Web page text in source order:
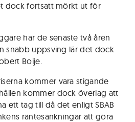
dock fortsatt mörkt ut för
har de senaste två åren
snabb uppsving lär det dock
Boije.
kommer vara stigande
kommer dock överlag att
ett tag till då det enligt SBAB
räntesänkningar att göra